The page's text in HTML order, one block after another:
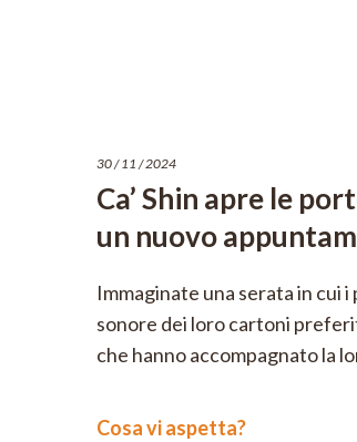
30 / 11 / 2024
Ca’ Shin apre le
un nuovo
Immaginate una serata in cui
sonore dei loro cartoni
che hanno accompagnato la
Cosa vi aspetta?